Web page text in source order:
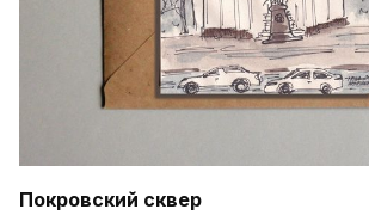
Покровский сквер